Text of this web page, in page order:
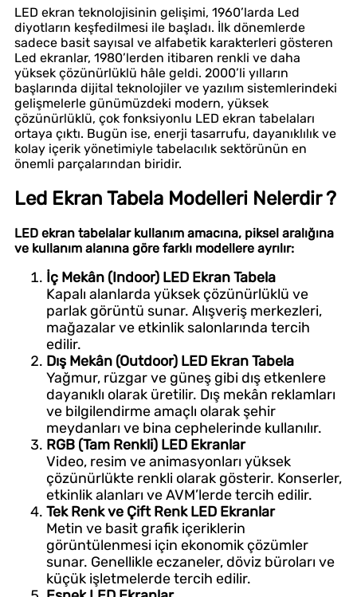
LED ekran teknolojisinin gelişimi, 1960’larda Led
diyotların keşfedilmesi ile başladı. İlk dönemlerde
sadece basit sayısal ve alfabetik karakterleri gösteren
Led ekranlar, 1980’lerden itibaren renkli ve daha
yüksek çözünürlüklü hâle geldi. 2000’li yılların
başlarında dijital teknolojiler ve yazılım sistemlerindeki
gelişmelerle günümüzdeki modern, yüksek
çözünürlüklü, çok fonksiyonlu LED ekran tabelaları
ortaya çıktı. Bugün ise, enerji tasarrufu, dayanıklılık ve
kolay içerik yönetimiyle tabelacılık sektörünün en
önemli parçalarından biridir.
Led Ekran Tabela Modelleri Nelerdir ?
LED ekran tabelalar kullanım amacına, piksel aralığına
ve kullanım alanına göre farklı modellere ayrılır:
İç Mekân (Indoor) LED Ekran Tabela
Kapalı alanlarda yüksek çözünürlüklü ve
parlak görüntü sunar. Alışveriş merkezleri,
mağazalar ve etkinlik salonlarında tercih
edilir.
Dış Mekân (Outdoor) LED Ekran Tabela
Yağmur, rüzgar ve güneş gibi dış etkenlere
dayanıklı olarak üretilir. Dış mekân reklamları
ve bilgilendirme amaçlı olarak şehir
meydanları ve bina cephelerinde kullanılır.
RGB (Tam Renkli) LED Ekranlar
Video, resim ve animasyonları yüksek
çözünürlükte renkli olarak gösterir. Konserler,
etkinlik alanları ve AVM’lerde tercih edilir.
Tek Renk ve Çift Renk LED Ekranlar
Metin ve basit grafik içeriklerin
görüntülenmesi için ekonomik çözümler
sunar. Genellikle eczaneler, döviz büroları ve
küçük işletmelerde tercih edilir.